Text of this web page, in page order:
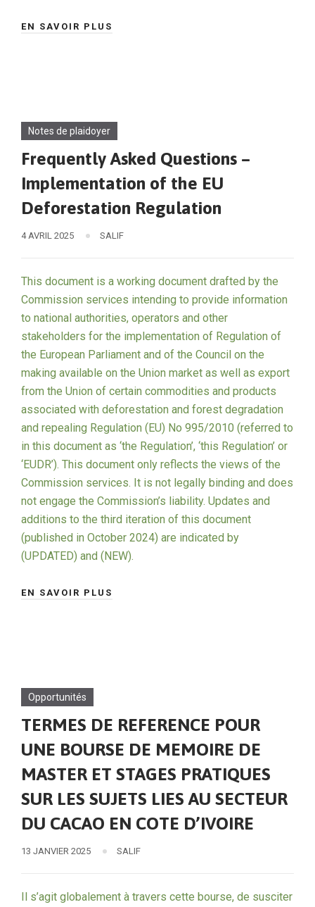
EN SAVOIR PLUS
Notes de plaidoyer
Frequently Asked Questions –
Implementation of the EU
Deforestation Regulation
4 AVRIL 2025 SALIF
This document is a working document drafted by the
Commission services intending to provide information
to national authorities, operators and other
stakeholders for the implementation of Regulation of
the European Parliament and of the Council on the
making available on the Union market as well as export
from the Union of certain commodities and products
associated with deforestation and forest degradation
and repealing Regulation (EU) No 995/2010 (referred to
in this document as ‘the Regulation’, ‘this Regulation’ or
‘EUDR’). This document only reflects the views of the
Commission services. It is not legally binding and does
not engage the Commission’s liability. Updates and
additions to the third iteration of this document
(published in October 2024) are indicated by
(UPDATED) and (NEW).
EN SAVOIR PLUS
Opportunités
TERMES DE REFERENCE POUR
UNE BOURSE DE MEMOIRE DE
MASTER ET STAGES PRATIQUES
SUR LES SUJETS LIES AU SECTEUR
DU CACAO EN COTE D’IVOIRE
13 JANVIER 2025 SALIF
Il s’agit globalement à travers cette bourse, de susciter